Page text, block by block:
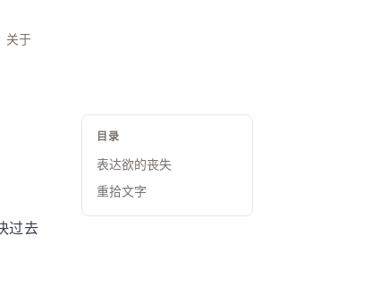
关于
过去
目录
表达欲的丧失
重拾文字